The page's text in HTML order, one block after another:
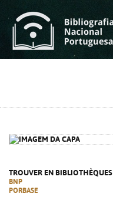
TROUVER EN BIBLIOTHÈQUES
BNP
PORBASE